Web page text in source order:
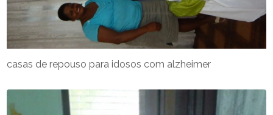
casas de repouso para idosos com alzheimer